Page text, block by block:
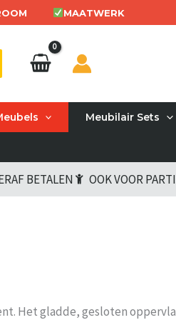
MAATWERK
Meubilair Sets
BETALEN OOK VOOR
Het gladde, gesloten